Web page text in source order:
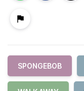
SPONGEBOB